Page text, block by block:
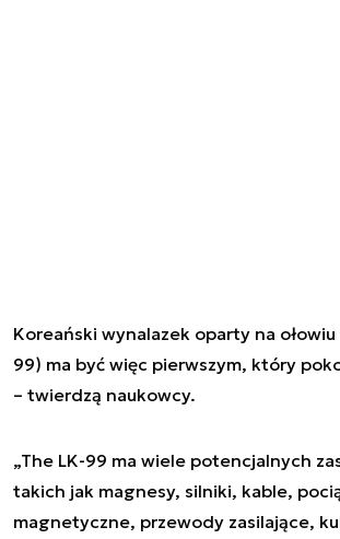
Koreański wynalazek oparty na
99) ma być więc pierwszym, który
– twierdzą naukowcy.
„The LK-99 ma wiele potencjalnych
takich jak magnesy, silniki, kable,
magnetyczne, przewody zasilające,